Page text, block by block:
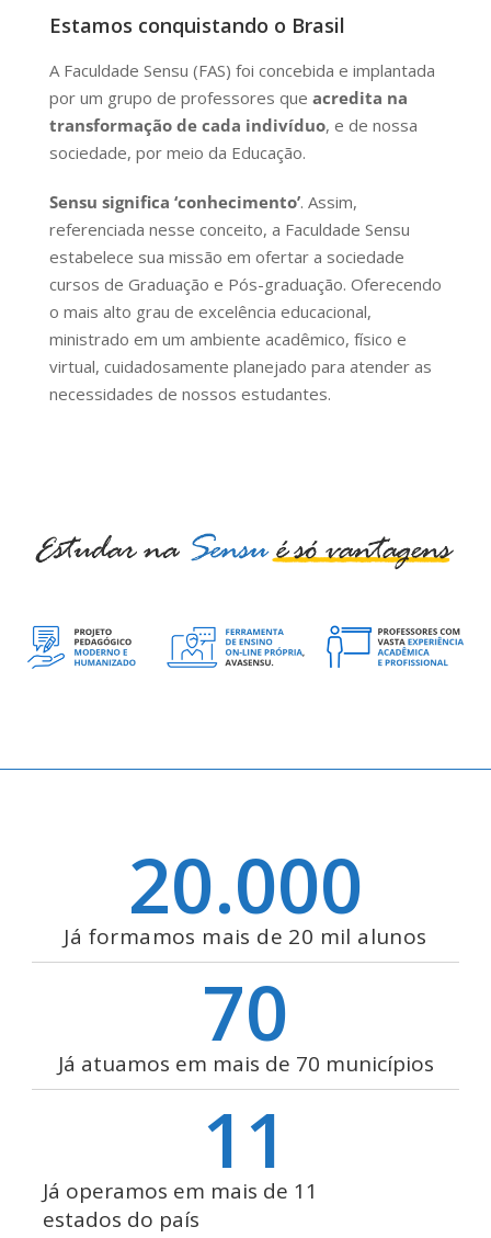
Estamos conquistando o Brasil
A Faculdade Sensu (FAS) foi concebida e implantada
por um grupo de professores que acredita na
transformação de cada indivíduo, e de nossa
sociedade, por meio da Educação.
Sensu significa ‘conhecimento’. Assim,
referenciada nesse conceito, a Faculdade Sensu
estabelece sua missão em ofertar a sociedade
cursos de Graduação e Pós-graduação. Oferecendo
o mais alto grau de excelência educacional,
ministrado em um ambiente acadêmico, físico e
virtual, cuidadosamente planejado para atender as
necessidades de nossos estudantes.
Já formamos mais de 20 mil alunos
20.000
Já atuamos em mais de 70 municípios
70
Já operamos em mais de 11
estados do país
11